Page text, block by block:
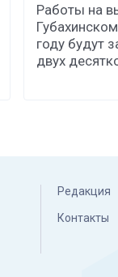
Работы на
году будут
двух
Редакция
Контакты